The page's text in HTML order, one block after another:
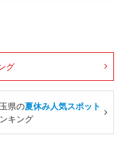
グ
県の夏休み人気スポット
キング